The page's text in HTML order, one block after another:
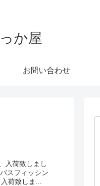
お問い合わせ
入荷致しまし
スフィッシン
荷致しま...